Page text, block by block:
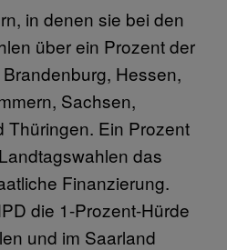
in denen sie bei den
über ein Prozent der
Hessen,
Sachsen,
Thüringen. Ein Prozent
das
Finanzierung.
die 1-Prozent-Hürde
und im Saarland